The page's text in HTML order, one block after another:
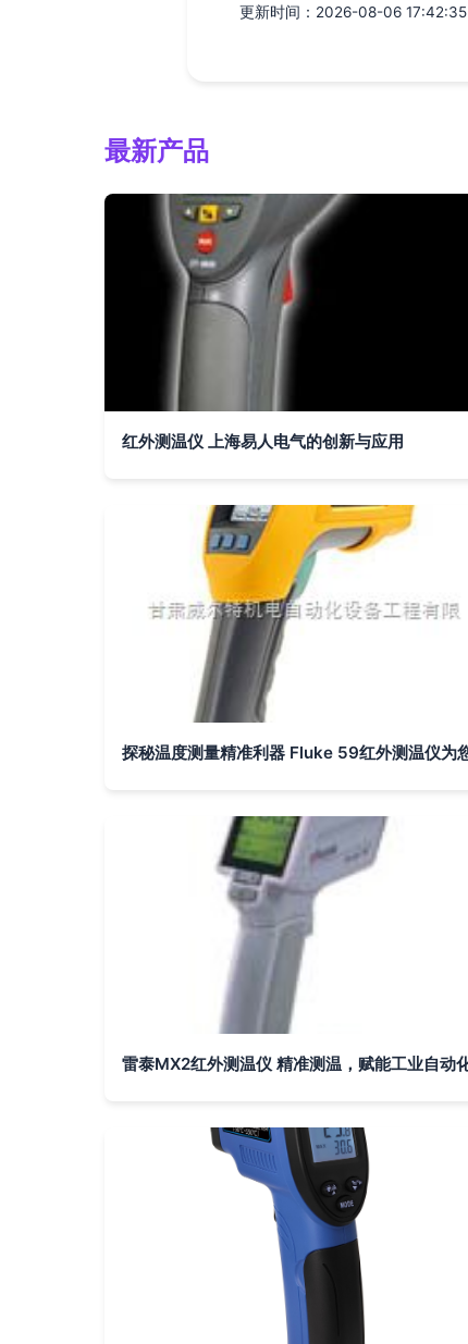
更新时间：2026-08-06 17:42:35
最新产品
红外测温仪 上海易人电气的创新与应用